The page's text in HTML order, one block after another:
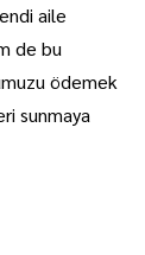
aile
de bu
ödemek
sunmaya